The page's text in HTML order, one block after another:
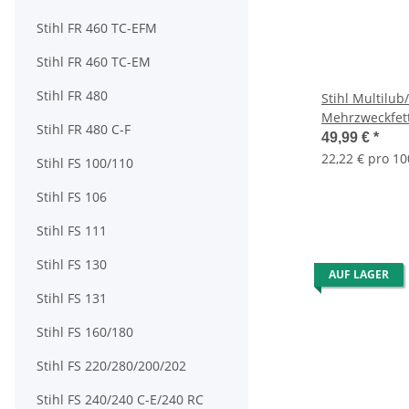
Stihl
Motorsensen
49,99 € *
22,22 € pro
AUF LAGER
Stihl FR 460 TC-EFM
Stihl FR 460 TC-EM
Stihl FR 480
Stihl FR 480 C-F
Stihl FS 100/110
Stihl FS 106
Stihl FS 111
Stihl FS 130
Stihl FS 131
Stihl FS 160/180
Stihl FS 220/280/200/202
Stihl FS 240/240 C-E/240 RC